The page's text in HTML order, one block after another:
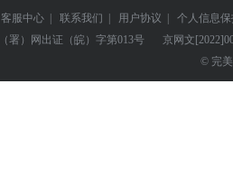
客服中心 | 联系我们 | 用户协议 |
个人信息
（署）网出证（皖）字第013号
京网文
© 完美